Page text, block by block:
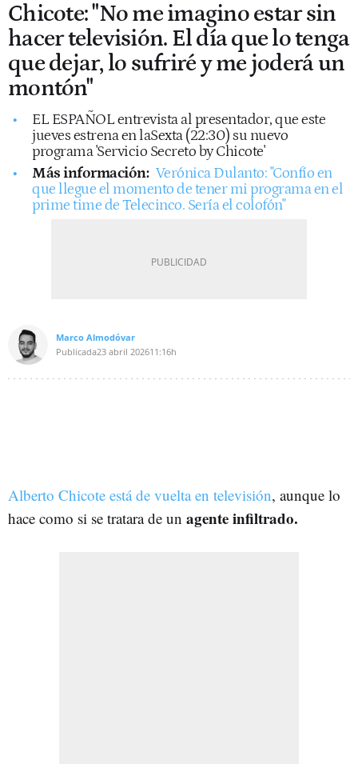
Chicote: "No me imagino estar sin
hacer televisión. El día que lo tenga
que dejar, lo sufriré y me joderá un
montón"
EL ESPAÑOL entrevista al presentador, que este
jueves estrena en laSexta (22:30) su nuevo
programa 'Servicio Secreto by Chicote'
Más información: Verónica Dulanto: "Confío en
que llegue el momento de tener mi programa en el
prime time de Telecinco. Sería el colofón"
Marco Almodóvar
Publicada23 abril 202611:16h
Alberto Chicote está de vuelta en televisión, aunque lo
hace como si se tratara de un agente infiltrado.